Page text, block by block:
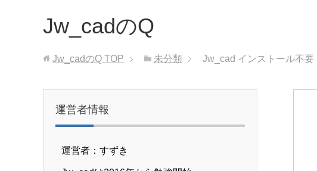
Jw_cadのQ
Jw_cadのQ TOP 未分類 Jw_cad インストール不要
運営者情報
運営者：すずき